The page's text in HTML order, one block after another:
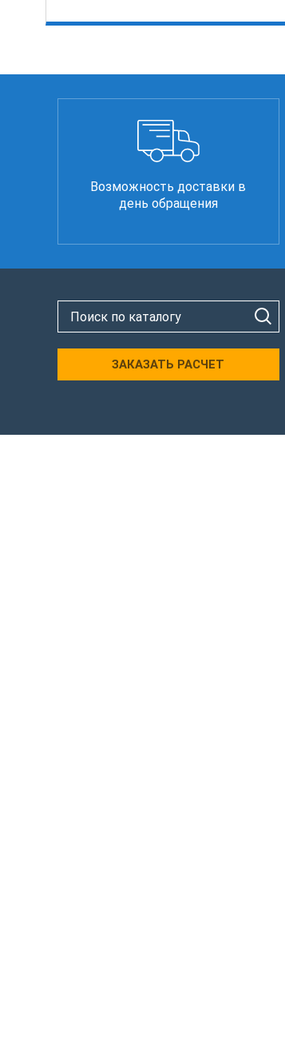
Возможность доставки в
день обращения
ЗАКАЗАТЬ РАСЧЕТ